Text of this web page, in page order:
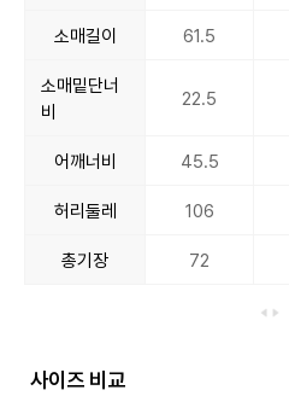
소매길이 61.5
소매밑단너
비
22.5
어깨너비 45.5
허리둘레 106
총기장 72
사이즈 비교